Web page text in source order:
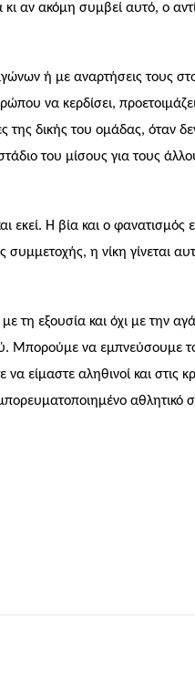
αν ακόμη συμβεί αυτό, ο
ή με αναρτήσεις τους
να κερδίσει,
της δικής του ομάδας, όταν
του μίσους για τους
εκεί. Η βία και ο φανατισμός
η νίκη γίνεται
με τη εξουσία και όχι με την
Μπορούμε να εμπνεύσουμε
είμαστε αληθινοί και στις
αθλητικό